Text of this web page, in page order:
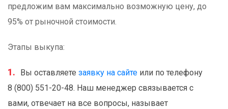
предложим вам максимально возможную цену, до
95% от рыночной стоимости.
Этапы выкупа:
Вы оставляете заявку на сайте или по телефону
8 (800) 551-20-48. Наш менеджер связывается с
вами, отвечает на все вопросы, называет